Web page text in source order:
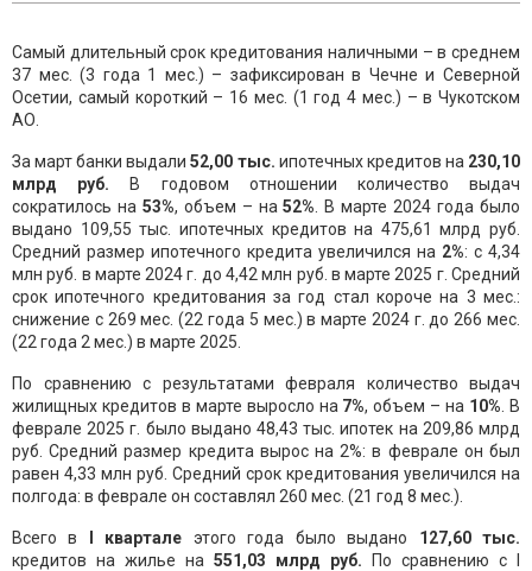
Самый длительный срок кредитования наличными – в среднем
37 мес. (3 года 1 мес.) – зафиксирован в Чечне и Северной
Осетии, самый короткий – 16 мес. (1 год 4 мес.) – в Чукотском
АО.
За март банки выдали52,00 тыс. ипотечных кредитов на 230,10
млрд руб. В годовом отношении количество выдач
сократилось на 53%, объем – на52% . В марте 2024 года было
выдано 109,55 тыс. ипотечных кредитов на 475,61 млрд руб.
Средний размер ипотечного кредита увеличился на 2%: с 4,34
млн руб. в марте 2024 г. до 4,42 млн руб. в марте 2025 г. Средний
срок ипотечного кредитования за год стал короче на 3 мес.:
снижение с 269 мес. (22 года 5 мес.) в марте 2024 г. до 266 мес.
(22 года 2 мес.) в марте 2025.
По сравнению с результатами февраля количество выдач
жилищных кредитов в марте выросло на 7%, объем – на 10% . В
феврале 2025 г. было выдано 48,43 тыс. ипотек на 209,86 млрд
руб. Средний размер кредита вырос на 2%: в феврале он был
равен 4,33 млн руб. Средний срок кредитования увеличился на
полгода: в феврале он составлял 260 мес. (21 год 8 мес.).
Всего в квартале этого года было выдано 127,60 тыс.
кредитов на жилье на 551,03 млрд руб. По сравнению с